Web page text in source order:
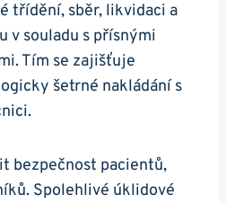
třídění, sběr, likvidaci a
v souladu s přísnými
Tím se zajišťuje
šetrné nakládání s
bezpečnost pacientů,
Spolehlivé úklidové